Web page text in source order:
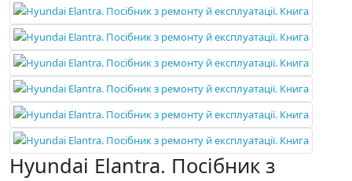
Hyundai Elantra. Посібник з